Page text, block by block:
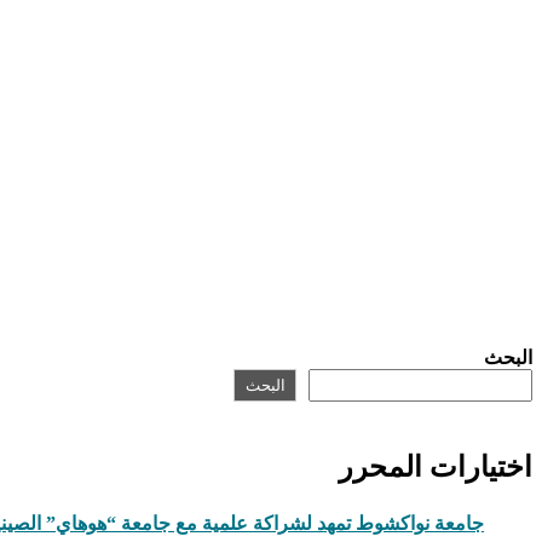
البحث
البحث
اختيارات المحرر
جامعة نواكشوط تمهد لشراكة علمية مع جامعة “هوهاي”